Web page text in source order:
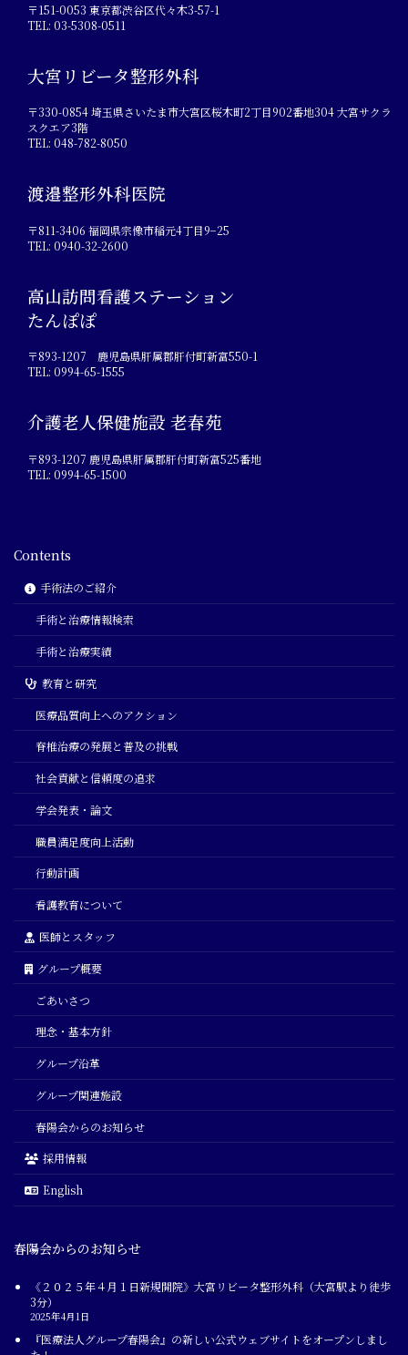
〒151-0053 東京都渋谷区代々木3-57-1
TEL: 03-5308-0511
大宮リビータ整形外科
〒330-0854 埼玉県さいたま市大宮区桜木町2丁目902番地304 大宮サクラ
スクエア3階
TEL: 048-782-8050
渡邉整形外科医院
〒811-3406 福岡県宗像市稲元4丁目9−25
TEL: 0940-32-2600
高山訪問看護ステーション
たんぽぽ
〒893-1207 鹿児島県肝属郡肝付町新富550-1
TEL: 0994-65-1555
介護老人保健施設 老春苑
〒893-1207 鹿児島県肝属郡肝付町新富525番地
TEL: 0994-65-1500
Contents
手術法のご紹介
手術と治療情報検索
手術と治療実績
教育と研究
医療品質向上へのアクション
脊椎治療の発展と普及の挑戦
社会貢献と信頼度の追求
学会発表・論文
職員満足度向上活動
行動計画
看護教育について
医師とスタッフ
グループ概要
ごあいさつ
理念・基本方針
グループ沿革
グループ関連施設
春陽会からのお知らせ
採用情報
English
春陽会からのお知らせ
《２０２５年４月１日新規開院》大宮リビータ整形外科（大宮駅より徒歩
3分）
2025年4月1日
『医療法人グループ春陽会』の新しい公式ウェブサイトをオープンしまし